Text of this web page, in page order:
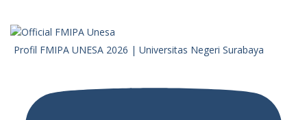
Profil FMIPA UNESA 2026 | Universitas Negeri Surabaya